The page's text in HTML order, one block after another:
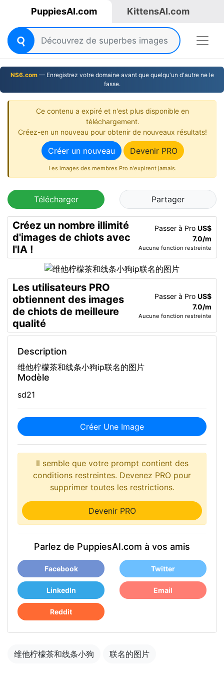
PuppiesAI.com KittensAI.com
NS6.com— Enregistrez votre domaine avant que quelqu'un d'autre ne le
fasse.
Ce contenu a expiré et n'est plus disponible en
téléchargement.
Créez-en un nouveau pour obtenir de nouveaux résultats!
Créer un nouveau Devenir PRO
Les images des membres Pro n'expirent jamais.
Télécharger Partager
Créez un nombre illimité
d'images de chiots avec
l'IA !
Passer à Pro US$
7.0/m
Aucune fonction restreinte
Les utilisateurs PRO
obtiennent des images
de chiots de meilleure
qualité
Passer à Pro US$
7.0/m
Aucune fonction restreinte
Description
维他柠檬茶和线条小狗ip联名的图片
Modèle
sd21
Créer Une Image
Il semble que votre prompt contient des
conditions restreintes. Devenez PRO pour
supprimer toutes les restrictions.
Devenir PRO
Parlez de PuppiesAI.com à vos amis
Facebook Twitter
LinkedIn Email
Reddit
维他柠檬茶和线条小狗 联名的图片